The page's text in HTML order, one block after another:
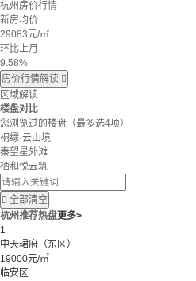
杭州房价行情
新房均价
29083元/㎡
环比上月
9.58%
房价行情解读 
区域解读
楼盘对比
您浏览过的楼盘 （最多选4项）
桐绿·云山境
秦望星外滩
栖和悦云筑
 全部清空
杭州推荐热盘更多>
1
中天珺府（东区）
19000元/㎡
临安区